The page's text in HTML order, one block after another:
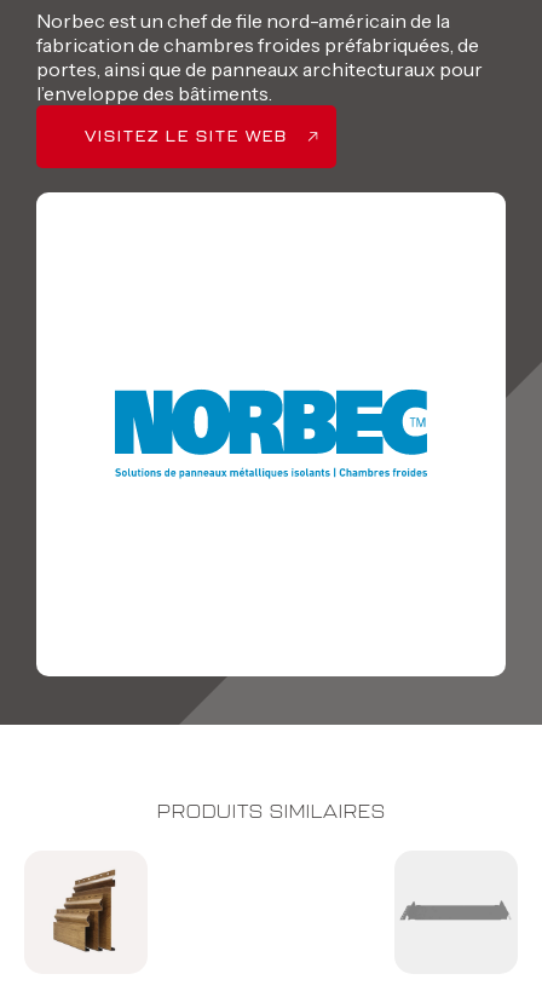
Norbec est un chef de file nord-américain de la
fabrication de chambres froides préfabriquées, de
portes, ainsi que de panneaux architecturaux pour
l’enveloppe des bâtiments.
VISITEZ LE SITE WEB
PRODUITS SIMILAIRES